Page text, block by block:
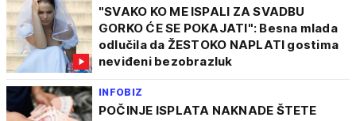
"SVAKO KO ME ISPALI ZA SVADBU
GORKO ĆE SE POKAJATI": Besna mlada
odlučila da ŽESTOKO NAPLATI gostima
neviđeni bezobrazluk
INFOBIZ
POČINJE ISPLATA NAKNADE ŠTETE